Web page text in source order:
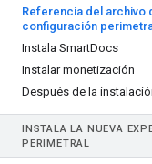
Referencia del archivo
configuración
Instala SmartDocs
Instalar monetización
Después de la
INSTALA LA NUEVA
PERIMETRAL